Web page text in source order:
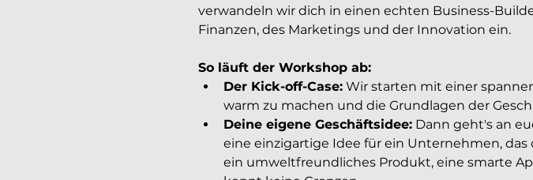
verwandeln wir dich in einen echten Business-
Finanzen, des Marketings und der Innovation ein.
So läuft der Workshop ab:
Der Kick-off-Case: Wir starten mit einer
warm zu machen und die Grundlagen der
Deine eigene Geschäftsidee: Dann geht's an
eine einzigartige Idee für ein Unternehmen,
ein umweltfreundliches Produkt, eine smarte